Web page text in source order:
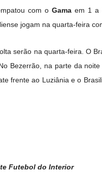
com o Gama em 1 a
jogam na quarta-feira
serão na quarta-feira. O
Bezerrão, na parte da
frente ao Luziânia e o
Futebol do Interior